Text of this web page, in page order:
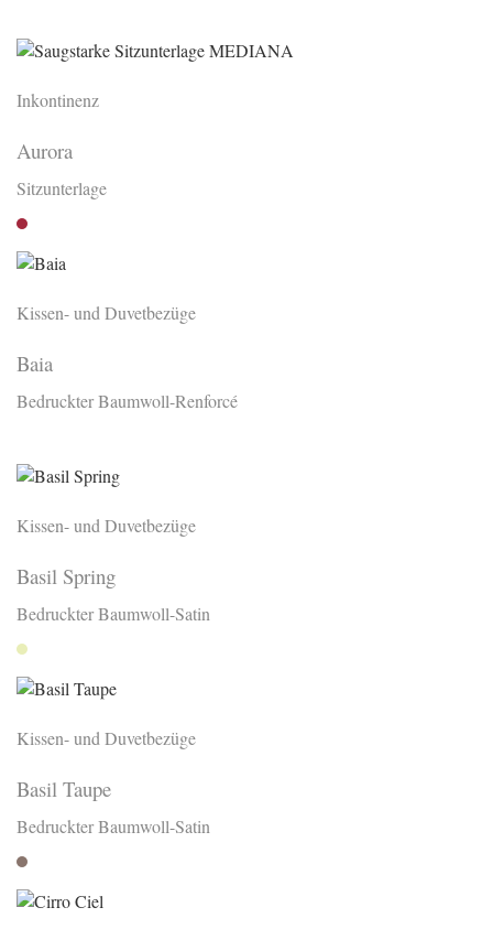
Inkontinenz
Aurora
Sitzunterlage
Bordeaux
Kissen- und Duvetbezüge
Baia
Bedruckter Baumwoll-Renforcé
Kissen- und Duvetbezüge
Basil Spring
Bedruckter Baumwoll-Satin
Spring
Kissen- und Duvetbezüge
Basil Taupe
Bedruckter Baumwoll-Satin
Taupe